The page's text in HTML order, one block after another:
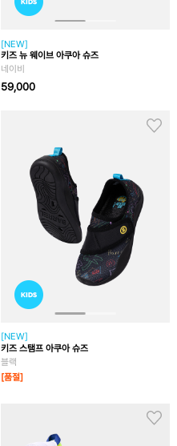
[NEW]
키즈 뉴 웨이브 아쿠아 슈즈
네이비
59,000
[NEW]
키즈 스탬프 아쿠아 슈즈
블랙
[품절]